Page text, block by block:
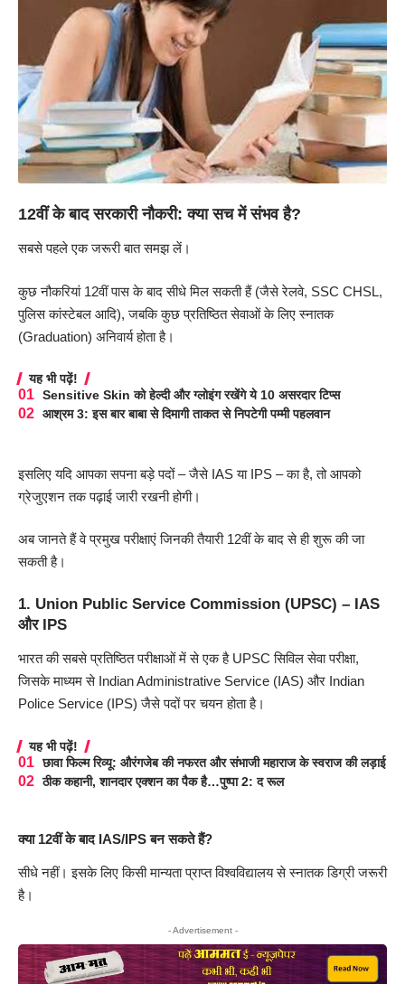
12वीं के बाद सरकारी नौकरी: क्या सच में संभव है?
सबसे पहले एक जरूरी बात समझ लें।
कुछ नौकरियां 12वीं पास के बाद सीधे मिल सकती हैं (जैसे रेलवे, SSC CHSL,
पुलिस कांस्टेबल आदि), जबकि कुछ प्रतिष्ठित सेवाओं के लिए स्नातक
(Graduation) अनिवार्य होता है।
यह भी पढ़ें!
Sensitive Skin को हेल्दी और ग्लोइंग रखेंगे ये 10 असरदार टिप्स
आश्रम 3: इस बार बाबा से दिमागी ताकत से निपटेगी पम्मी पहलवान
इसलिए यदि आपका सपना बड़े पदों – जैसे IAS या IPS – का है, तो आपको
ग्रेजुएशन तक पढ़ाई जारी रखनी होगी।
अब जानते हैं वे प्रमुख परीक्षाएं जिनकी तैयारी 12वीं के बाद से ही शुरू की जा
सकती है।
1. Union Public Service Commission (UPSC) – IAS
और IPS
भारत की सबसे प्रतिष्ठित परीक्षाओं में से एक है UPSC सिविल सेवा परीक्षा,
जिसके माध्यम से Indian Administrative Service (IAS) और Indian
Police Service (IPS) जैसे पदों पर चयन होता है।
यह भी पढ़ें!
छावा फिल्म रिव्यू: औरंगजेब की नफरत और संभाजी महाराज के स्वराज की लड़ाई
ठीक कहानी, शानदार एक्शन का पैक है…पुष्पा 2: द रूल
क्या 12वीं के बाद IAS/IPS बन सकते हैं?
सीधे नहीं। इसके लिए किसी मान्यता प्राप्त विश्वविद्यालय से स्नातक डिग्री जरूरी
है।
- Advertisement -